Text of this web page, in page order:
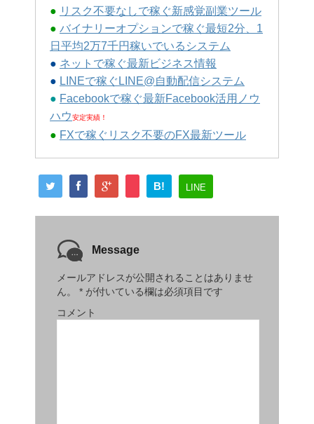
● リスク不要なしで稼ぐ新感覚副業ツール
● バイナリーオプションで稼ぐ最短2分、1
日平均2万7千円稼いでいるシステム
● ネットで稼ぐ最新ビジネス情報
● LINEで稼ぐLINE@自動配信システム
● Facebookで稼ぐ最新Facebook活用ノウ
ハウ安定実績！
● FXで稼ぐリスク不要のFX最新ツール
B! LINE
Message
メールアドレスが公開されることはありませ
ん。
* が付いている欄は必須項目です
コメント